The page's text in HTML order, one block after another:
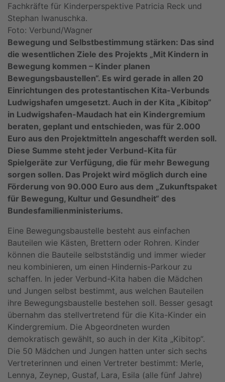
Foto: Verbund/Wagner
Bewegung und Selbstbestimmung stärken: Das sind
die wesentlichen Ziele des Projekts „Mit Kindern in
Bewegung kommen – Kinder planen
Bewegungsbaustellen“. Es wird gerade in allen 20
Einrichtungen des protestantischen Kita-Verbunds
Ludwigshafen umgesetzt. Auch in der Kita „Kibitop“
in Ludwigshafen-Maudach hat ein Kindergremium
beraten, geplant und entschieden, was für 2.000
Euro aus den Projektmitteln angeschafft werden soll.
Diese Summe steht jeder Verbund-Kita für
Spielgeräte zur Verfügung, die für mehr Bewegung
sorgen sollen. Das Projekt wird möglich durch eine
Förderung von 90.000 Euro aus dem „Zukunftspaket
für Bewegung, Kultur und Gesundheit“ des
Bundesfamilienministeriums.
Eine Bewegungsbaustelle besteht aus einfachen
Bauteilen wie Kästen, Brettern oder Rohren. Kinder
können die Bauteile selbstständig und immer wieder
neu kombinieren, um einen Hindernis-Parkour zu
schaffen. In jeder Verbund-Kita haben die Mädchen
und Jungen selbst bestimmt, aus welchen Bauteilen
ihre Bewegungsbaustelle bestehen soll. Besser gesagt
übernahm das stellvertretend für die Kita-Kinder ein
Kindergremium. Die Abgeordneten wurden
demokratisch gewählt, so auch in der Kita „Kibitop“.
Die 50 Mädchen und Jungen hatten unter sich sechs
Vertreterinnen und einen Vertreter bestimmt: Merle,
Lennya, Zeynep, Gustaf, Lara, Esila (alle fünf Jahre)